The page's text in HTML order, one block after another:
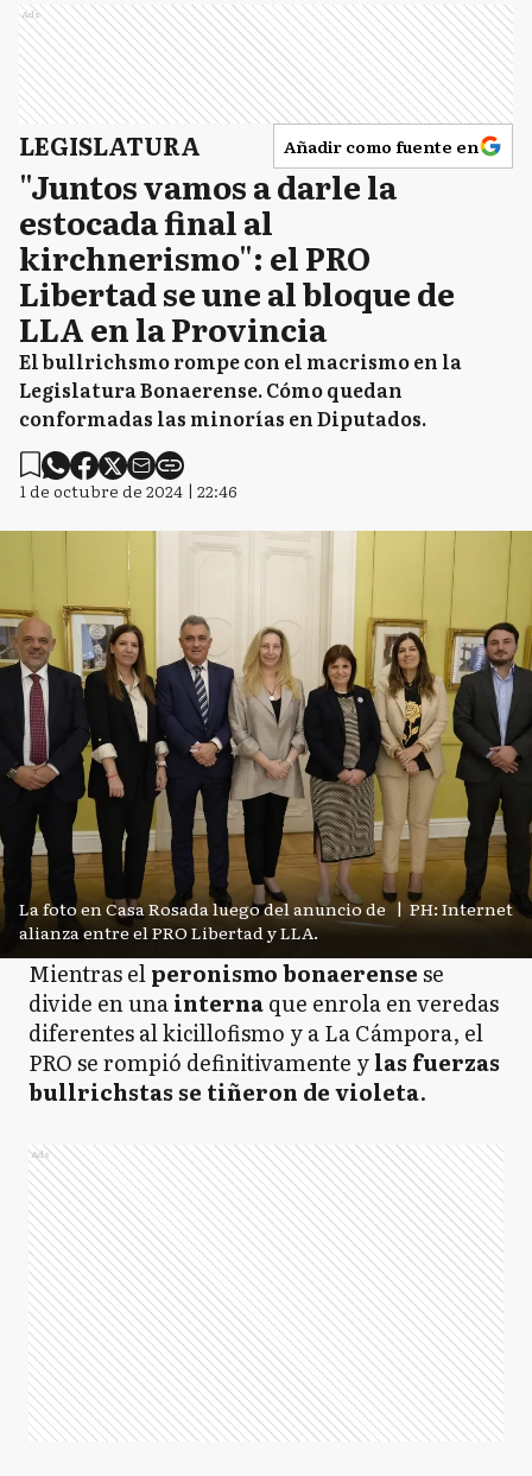
Ads
LEGISLATURA Añadir como fuente en
"Juntos vamos a darle la
estocada final al
kirchnerismo": el PRO
Libertad se une al bloque de
LLA en la Provincia
El bullrichsmo rompe con el macrismo en la
Legislatura Bonaerense. Cómo quedan
conformadas las minorías en Diputados.
1 de octubre de 2024 | 22:46
La foto en Casa Rosada luego del anuncio de
alianza entre el PRO Libertad y LLA.
| PH: Internet
Mientras elperonismo bonaerensese
divide en unainternaque enrola en veredas
diferentes al kicillofismo y a La Cámpora, el
PRO se rompió definitivamente ylas fuerzas
bullrichstas se tiñeron de violeta.
Ads